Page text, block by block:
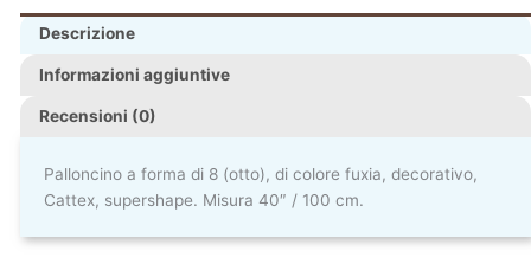
Descrizione
Informazioni aggiuntive
Recensioni (0)
Palloncino a forma di 8 (otto), di colore fuxia, decorativo,
Cattex, supershape. Misura 40″ / 100 cm.